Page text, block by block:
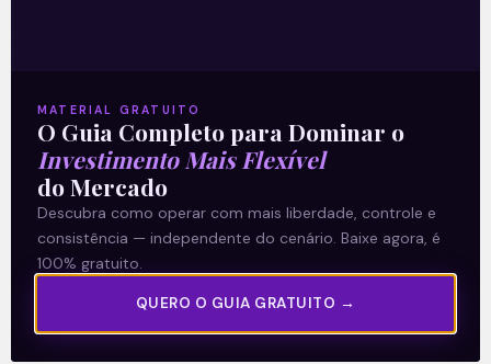
Sobre nós
Termos e Condições
Política de Privacidade
Explore
E Eu Com Isso?
MATERIAL GRATUITO
O Guia Completo para Dominar o
Investimento Mais Flexível
do Mercado
Descubra como operar com mais liberdade, controle e
consistência — independente do cenário. Baixe agora, é
100% gratuito.
QUERO O GUIA GRATUITO →